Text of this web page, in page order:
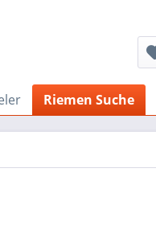
Riemen Suche